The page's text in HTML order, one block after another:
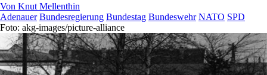
Von Knut Mellenthin
Adenauer Bundesregierung Bundestag Bundeswehr NATO SPD
Foto: akg-images/picture-alliance